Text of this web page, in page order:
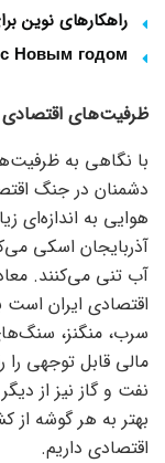
راهکارهای نوین
Новым годом
ظرفیت‌های اقتصادی
با نگاهی به
دشمنان در جنگ
هوایی به اندازه‌ای
آذربایجان اسکی
آب تنی می‌کنند.
اقتصادی ایران
سرب، منگنز،
مالی قابل توجهی را
نفت و گاز نیز از
بهتر به هر گوشه از
اقتصادی داریم.